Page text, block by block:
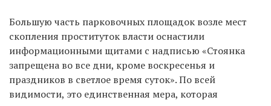
Большую часть парковочных площадок возле мест
скопления проституток власти оснастили
информационными щитами с надписью «Стоянка
запрещена во все дни, кроме воскресенья и
праздников в светлое время суток». По всей
видимости, это единственная мера, которая